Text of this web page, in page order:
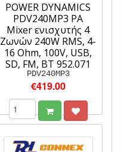
POWER DYNAMICS
PDV240MP3 PA
Mixer ενισχυτής 4
Ζωνών 240W RMS, 4-
16 Ohm, 100V, USB,
SD, FM, BT 952.071
PDV240MP3
€419.00